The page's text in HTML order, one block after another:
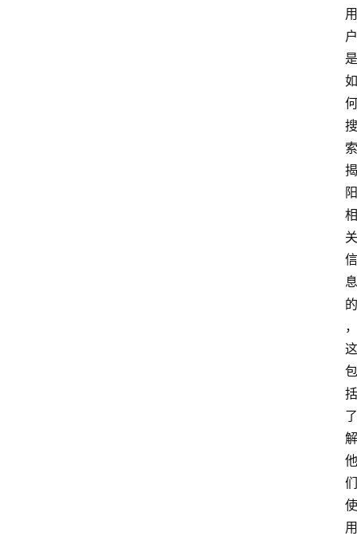
用
户
是
如
何
搜
索
揭
阳
相
关
信
息
的
，
这
包
括
了
解
他
们
使
用